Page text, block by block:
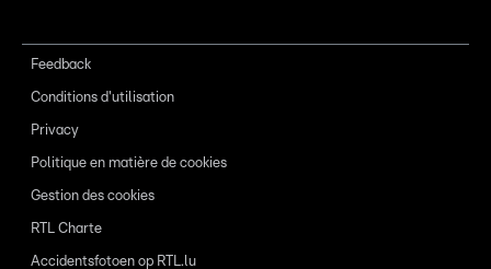
Feedback
Conditions d'utilisation
Privacy
Politique en matière de cookies
Gestion des cookies
RTL Charte
Accidentsfotoen op RTL.lu